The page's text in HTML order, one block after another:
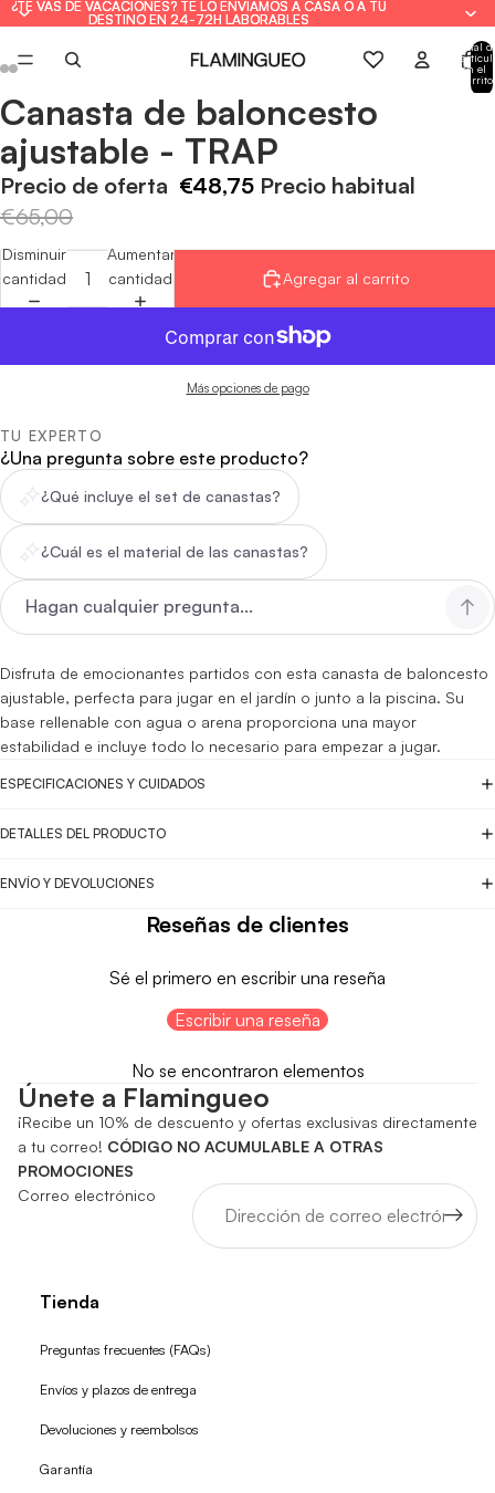
¿TE VAS DE VACACIONES? TE LO ENVIAMOS A CASA O A TU
DESTINO EN 24-72H LABORABLES
¿TE VAS DE VACACIONES? TE LO ENVIAMOS A CASA O A TU
DESTINO EN 24-72H LABORABLES
Total
en el
carrito:
Abrir
imagen
a
pantalla
Abrir
imagen
a
pantalla
Abrir
imagen
a
pantalla
Abrir
imagen
a
pantalla
Abrir
imagen
a
pantalla
Abrir
imagen
a
pantalla
Canasta de baloncesto
ajustable - TRAP
Precio de oferta €48,75 Precio habitual
€65,00
Disminuir
cantidad
Aumentar
cantidad
Agregar al carrito
Más opciones de pago
TU EXPERTO
¿Una pregunta sobre este producto?
¿Qué incluye el set de canastas?
¿Cuál es el material de las canastas?
Disfruta de emocionantes partidos con esta canasta de baloncesto
ajustable, perfecta para jugar en el jardín o junto a la piscina. Su
base rellenable con agua o arena proporciona una mayor
estabilidad e incluye todo lo necesario para empezar a jugar.
ESPECIFICACIONES Y CUIDADOS
DETALLES DEL PRODUCTO
ENVÍO Y DEVOLUCIONES
Reseñas de clientes
Sé el primero en escribir una reseña
Escribir una reseña
No se encontraron elementos
Únete a Flamingueo
¡Recibe un 10% de descuento y ofertas exclusivas directamente
a tu correo! CÓDIGO NO ACUMULABLE A OTRAS
PROMOCIONES
Correo electrónico
Tienda
Preguntas frecuentes (FAQs)
Envíos y plazos de entrega
Devoluciones y reembolsos
Garantía